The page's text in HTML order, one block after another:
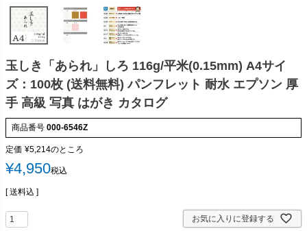
玉しき「あられ」しろ 116g/平米(0.15mm) A4サイ
ズ：100枚 (送料無料) パンフレット 耐水 エプソン 厚
手 高級 写真 はがき カタログ
商品番号 000-6546Z
定価 ¥5,214のところ
¥4,950税込
送料込
お気に入りに登録する